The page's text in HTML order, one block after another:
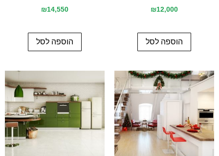
₪12,000
הוספה לסל
₪14,550
הוספה לסל